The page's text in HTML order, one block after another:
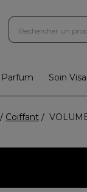
Parfum Soin
Coiffant